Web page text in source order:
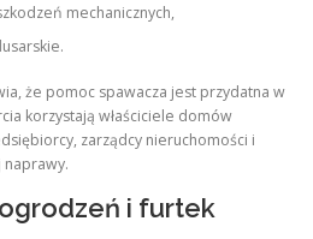
mechanicznych,
że pomoc spawacza jest przydatna w
korzystają właściciele domów
zarządcy nieruchomości i
i furtek